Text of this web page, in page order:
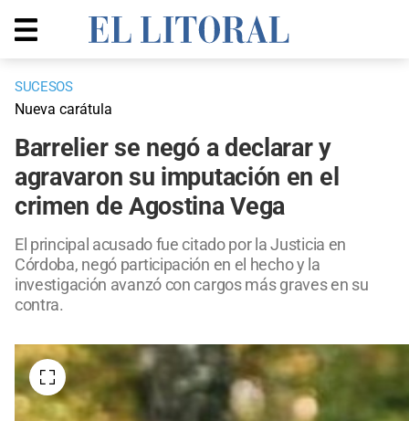
SUCESOS
Nueva carátula
Barrelier se negó a declarar y
agravaron su imputación en el
crimen de Agostina Vega
El principal acusado fue citado por la Justicia en
Córdoba, negó participación en el hecho y la
investigación avanzó con cargos más graves en su
contra.